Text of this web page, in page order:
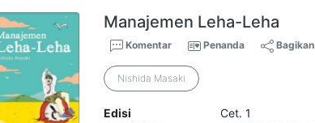
Manajemen Leha-Leha
Komentar Penanda Bagikan
Nishida Masaki
Edisi
Cet. 1